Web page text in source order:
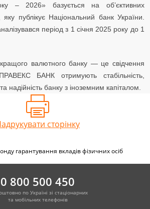
– 2026» базується на об’єктивних
яку публікує Національний банк України.
період з 1 січня 2025 року до 1
валютного банку — це свідчення
БАНК отримують стабільність,
надійність банку з іноземним капіталом.
сторінку
гарантування вкладів фізичних осіб
0 800 500 450
по Україні зі стаціонарних
та мобільних телефонів